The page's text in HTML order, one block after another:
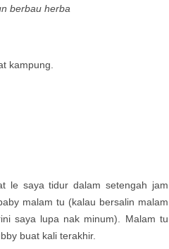
berbau herba
kampung.
le saya tidur dalam setengah jam
malam tu (kalau bersalin malam
saya lupa nak minum). Malam tu
buat kali terakhir.